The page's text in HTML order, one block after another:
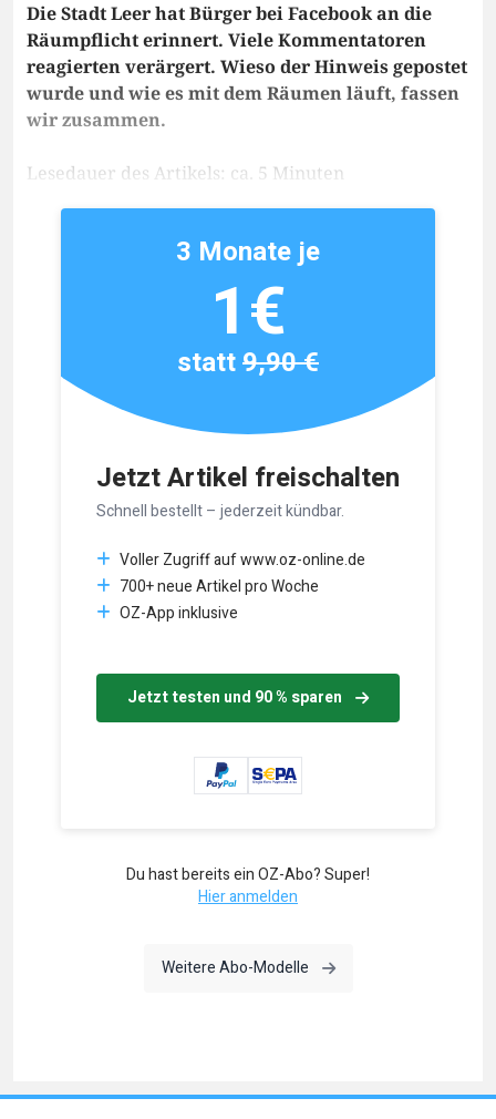
Die Stadt Leer hat Bürger bei Facebook an die
Räumpflicht erinnert. Viele Kommentatoren
reagierten verärgert. Wieso der Hinweis gepostet
wurde und wie es mit dem Räumen läuft, fassen
wir zusammen.
Lesedauer des Artikels: ca. 5 Minuten
Jetzt Artikel freischalten
Schnell bestellt – jederzeit kündbar.
Voller Zugriff auf www.oz-online.de
700+ neue Artikel pro Woche
OZ-App inklusive
Jetzt testen und 90 % sparen
3 Monate je
1€
statt9,90 €
Du hast bereits ein OZ-Abo? Super!
Hier anmelden
Weitere Abo-Modelle